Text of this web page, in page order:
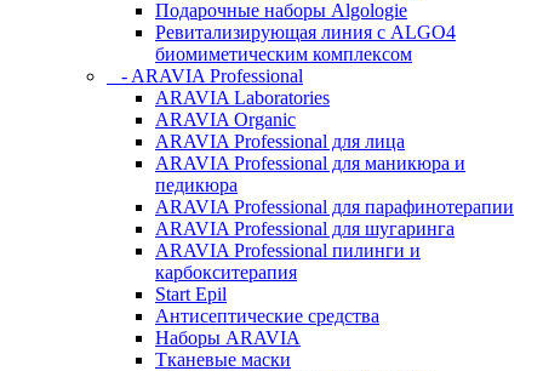
Подарочные наборы Algologie
Ревитализирующая линия с ALGO4
биомиметическим комплексом
- ARAVIA Professional
ARAVIA Laboratories
ARAVIA Organic
ARAVIA Professional для лица
ARAVIA Professional для маникюра и
педикюра
ARAVIA Professional для парафинотерапии
ARAVIA Professional для шугаринга
ARAVIA Professional пилинги и
карбокситерапия
Start Epil
Антисептические средства
Наборы ARAVIA
Тканевые маски